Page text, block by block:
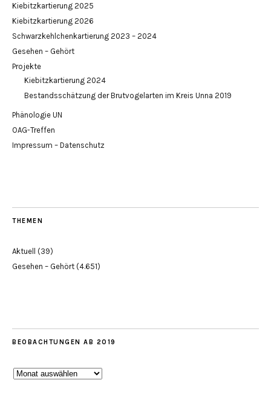
Kiebitzkartierung 2025
Kiebitzkartierung 2026
Schwarzkehlchenkartierung 2023 – 2024
Gesehen – Gehört
Projekte
Kiebitzkartierung 2024
Bestandsschätzung der Brutvogelarten im Kreis Unna 2019
Phänologie UN
OAG-Treffen
Impressum – Datenschutz
THEMEN
Aktuell (39)
Gesehen – Gehört (4.651)
BEOBACHTUNGEN AB 2019
Beobachtungen